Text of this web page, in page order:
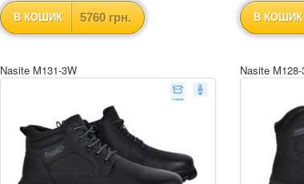
В КОШИК 5760 грн. В КОШИК
Nasite M131-3W Nasite